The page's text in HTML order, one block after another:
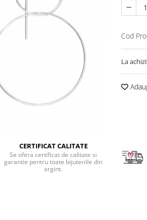
Cod
La
CERTIFICAT CALITATE
Se ofera certificat de calitate si
garantie pentru toate bijuteriile din
argint.